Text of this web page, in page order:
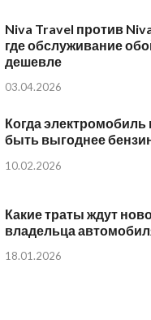
Niva Travel против
где обслуживание
дешевле
03.04.2026
Когда электромобиль
быть выгоднее
10.02.2026
Какие траты ждут
владельца
18.01.2026